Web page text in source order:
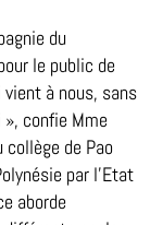
du
le public de
à nous, sans
», confie Mme
collège de Pao
par l’Etat
aborde